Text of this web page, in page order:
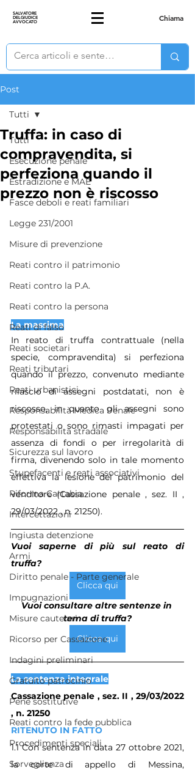
SALVATORE
DELGIUDICE
AVVOCATO Chiama
Post
Tutti
Esecuzione penale
Estradizione e MAE
Fasce deboli e reati familiari
Legge 231/2001
Misure di prevenzione
Reati contro il patrimonio
Reati contro la P.A.
Reati contro la persona
Reati di falso
Reati societari
Reati tributari
Reati urbanistici
Responsabilità Medica Penale
Responsabilità stradale
Sicurezza sul lavoro
Stupefacenti e reati associativi
Riforma Cartabia
Intercettazioni
Ingiusta detenzione
Armi
Diritto penale - Parte generale
Impugnazioni
Misure cautelari
Ricorso per Cassazione
Indagini preliminari
Gratuito patrocinio
Pene sostitutive
Reati contro la fede pubblica
Procedimenti speciali
Sorveglianza
Tutti
Truffa: in caso di
compravendita, si
perfeziona quando il
prezzo non è riscosso
La massima
In reato di truffa contrattuale (nella
specie, compravendita) si perfeziona
quando il prezzo, convenuto mediante
rilascio di assegni postdatati, non è
riscosso, in quanto gli assegni sono
protestati o sono rimasti impagati per
assenza di fondi o per irregolarità di
firma, divenendo solo in tale momento
effettiva la lesione del patrimonio del
venditore (Cassazione penale , sez. II ,
29/03/2022 , n. 21250).
Vuoi saperne di più sul reato di
truffa?
Clicca qui
Vuoi consultare altre sentenze in
tema di truffa?
Clicca qui
La sentenza integrale
Cassazione penale , sez. II , 29/03/2022
, n. 21250
RITENUTO IN FATTO
1.1 Con sentenza in data 27 ottobre 2021,
la corte di appello di Messina,